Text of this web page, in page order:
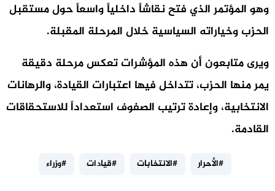
وهو المؤتمر الذي فتح نقاشاً داخلياً واسعاً حول مستقبل
الحزب وخياراته السياسية خلال المرحلة المقبلة.
ويرى متابعون أن هذه المؤشرات تعكس مرحلة دقيقة
يمر منها الحزب، تتداخل فيها اعتبارات القيادة، والرهانات
الانتخابية، وإعادة ترتيب الصفوف استعداداً للاستحقاقات
القادمة.
#الأحرار #الانتخابات #قيادات #وزراء